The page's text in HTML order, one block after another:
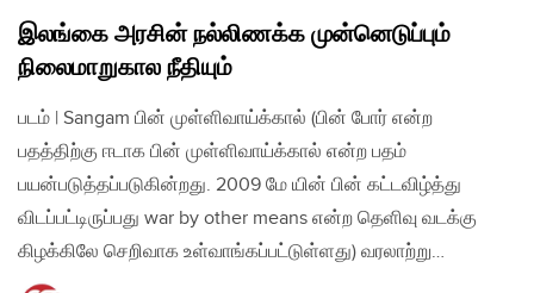
இலங்கை அரசின் நல்லிணக்க முன்னெடுப்பும்
நிலைமாறுகால நீதியும்
படம் | Sangam பின் முள்ளிவாய்க்கால் (பின் போர் என்ற
பதத்திற்கு ஈடாக பின் முள்ளிவாய்க்கால் என்ற பதம்
பயன்படுத்தப்படுகின்றது. 2009 மே யின் பின் கட்டவிழ்த்து
விடப்பட்டிருப்பது war by other means என்ற தெளிவு வடக்கு
கிழக்கிலே செறிவாக உள்வாங்கப்பட்டுள்ளது) வரலாற்று…